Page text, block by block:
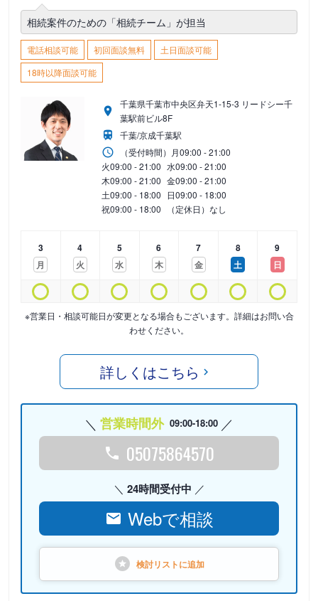
相続案件のための「相続チーム」が担当
電話相談可能 初回面談無料
土日面談可能
18時以降面談可能
千葉県千葉市中央区弁天1-15-3 リードシー千
葉駅前ビル8F
千葉/京成千葉駅
（受付時間） 月09:00 - 21:00
火09:00 - 21:00 水09:00 - 21:00
木09:00 - 21:00 金09:00 - 21:00
土09:00 - 18:00 日09:00 - 18:00
祝09:00 - 18:00 （定休日）なし
3
月
4
火
5
水
6
木
7
金
8
土
9
日
※営業日・相談可能日が変更となる場合もございます。詳細はお問い合
わせください。
詳しくはこちら
営業時間外 09:00-18:00
05075864570
24時間受付中
Webで相談
検討リストに追加